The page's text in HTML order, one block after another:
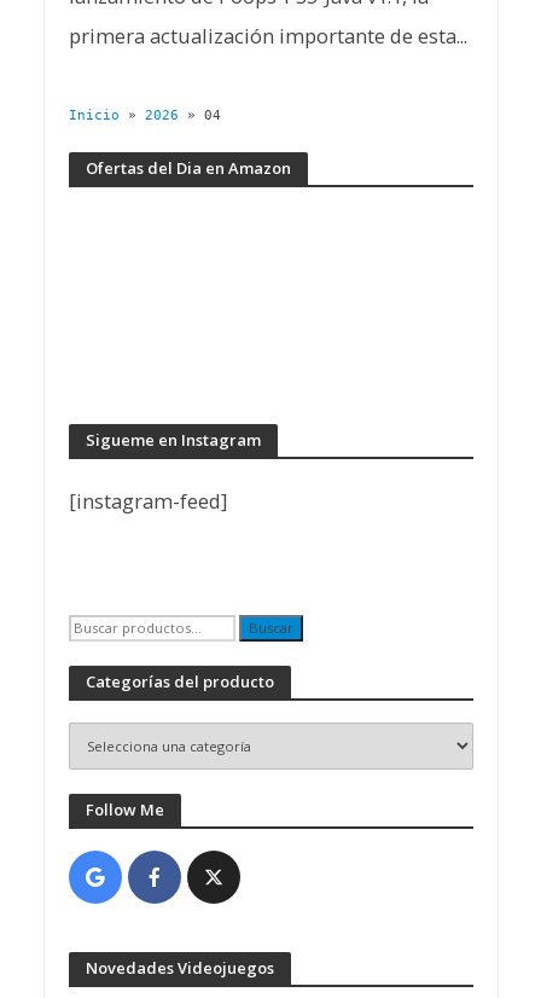
primera actualización importante de esta...
Inicio » 2026 » 04
Ofertas del Dia en Amazon
Sigueme en Instagram
[instagram-feed]
Buscar
por:
Buscar
Categorías del producto
Follow Me
Novedades Videojuegos